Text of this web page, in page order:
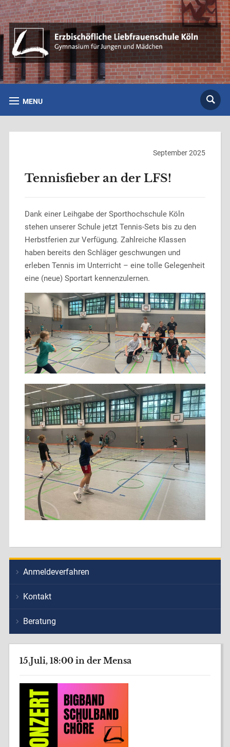
MENU
September 2025
Tennisfieber an der LFS!
Dank einer Leihgabe der Sporthochschule Köln
stehen unserer Schule jetzt Tennis-Sets bis zu den
Herbstferien zur Verfügung. Zahlreiche Klassen
haben bereits den Schläger geschwungen und
erleben Tennis im Unterricht – eine tolle Gelegenheit
eine (neue) Sportart kennenzulernen.
Anmeldeverfahren
Kontakt
Beratung
15.Juli, 18:00 in der Mensa